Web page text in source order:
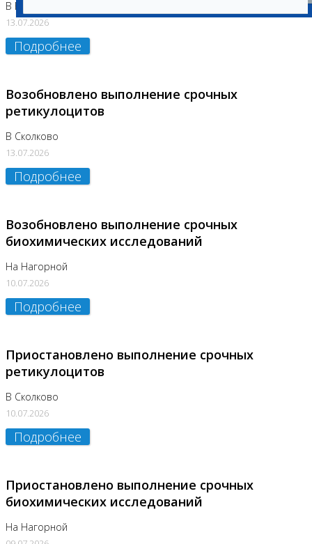
В Бутово
13.07.2026
Подробнее
Возобновлено выполнение срочных
ретикулоцитов
В Сколково
13.07.2026
Подробнее
Возобновлено выполнение срочных
биохимических исследований
На Нагорной
10.07.2026
Подробнее
Приостановлено выполнение срочных
ретикулоцитов
В Сколково
10.07.2026
Подробнее
Приостановлено выполнение срочных
биохимических исследований
На Нагорной